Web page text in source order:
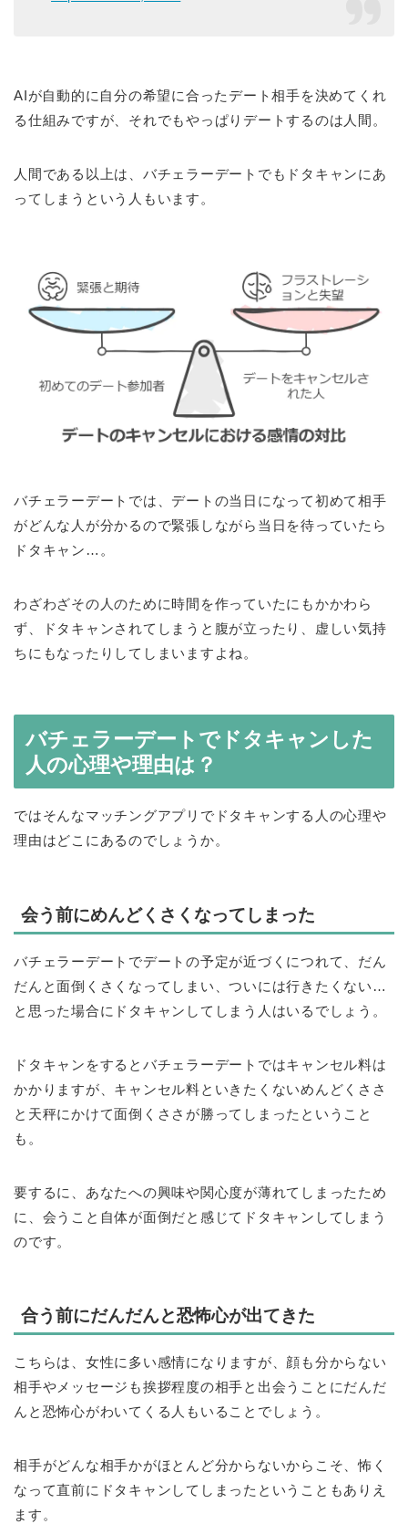
AIが自動的に自分の希望に合ったデート相手を決めてくれ
る仕組みですが、それでもやっぱりデートするのは人間。
人間である以上は、バチェラーデートでもドタキャンにあ
ってしまうという人もいます。
バチェラーデートでは、デートの当日になって初めて相手
がどんな人が分かるので緊張しながら当日を待っていたら
ドタキャン…。
わざわざその人のために時間を作っていたにもかかわら
ず、ドタキャンされてしまうと腹が立ったり、虚しい気持
ちにもなったりしてしまいますよね。
バチェラーデートでドタキャンした
人の心理や理由は？
ではそんなマッチングアプリでドタキャンする人の心理や
理由はどこにあるのでしょうか。
会う前にめんどくさくなってしまった
バチェラーデートでデートの予定が近づくにつれて、だん
だんと面倒くさくなってしまい、ついには行きたくない…
と思った場合にドタキャンしてしまう人はいるでしょう。
ドタキャンをするとバチェラーデートではキャンセル料は
かかりますが、キャンセル料といきたくないめんどくささ
と天秤にかけて面倒くささが勝ってしまったということ
も。
要するに、あなたへの興味や関心度が薄れてしまったため
に、会うこと自体が面倒だと感じてドタキャンしてしまう
のです。
合う前にだんだんと恐怖心が出てきた
こちらは、女性に多い感情になりますが、顔も分からない
相手やメッセージも挨拶程度の相手と出会うことにだんだ
んと恐怖心がわいてくる人もいることでしょう。
相手がどんな相手かがほとんど分からないからこそ、怖く
なって直前にドタキャンしてしまったということもありえ
ます。